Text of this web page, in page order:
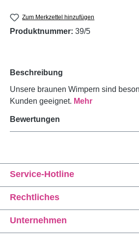
Zum Merkzettel hinzufügen
Produktnummer: 39/5
Beschreibung
Unsere braunen Wimpern sind
Kunden geeignet. Mehr
Bewertungen
Service-Hotline
Rechtliches
Unternehmen